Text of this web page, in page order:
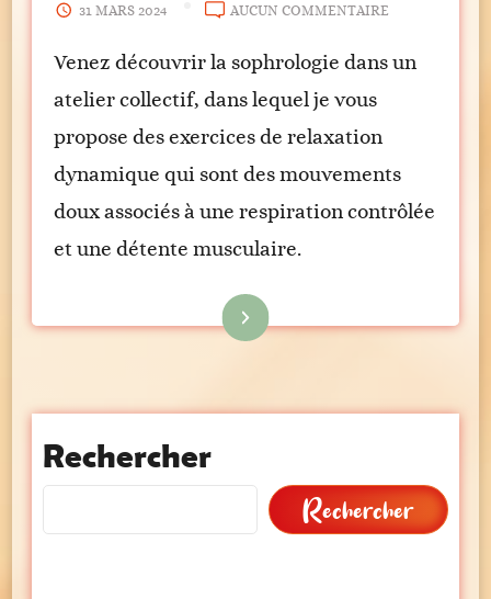
31 MARS 2024 AUCUN COMMENTAIRE
Venez découvrir la sophrologie dans un
atelier collectif, dans lequel je vous
propose des exercices de relaxation
dynamique qui sont des mouvements
doux associés à une respiration contrôlée
et une détente musculaire.
Lire la suite
Rechercher
Rechercher